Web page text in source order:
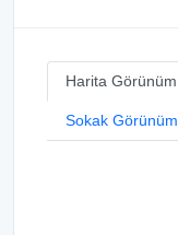
Harita Görünüm
Sokak Görünüm